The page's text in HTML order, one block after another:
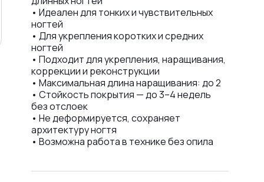
• Идеален для тонких и чувствительных
ногтей
• Для укрепления коротких и средних
ногтей
• Подходит для укрепления, наращивания,
коррекции и реконструкции
• Максимальная длина наращивания: до 2
• Стойкость покрытия — до 3–4 недель
без отслоек
• Не деформируется, сохраняет
архитектуру ногтя
• Возможна работа в технике без опила